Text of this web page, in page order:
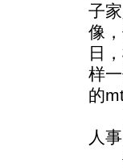
子
像
日
样
的
口
人
岳